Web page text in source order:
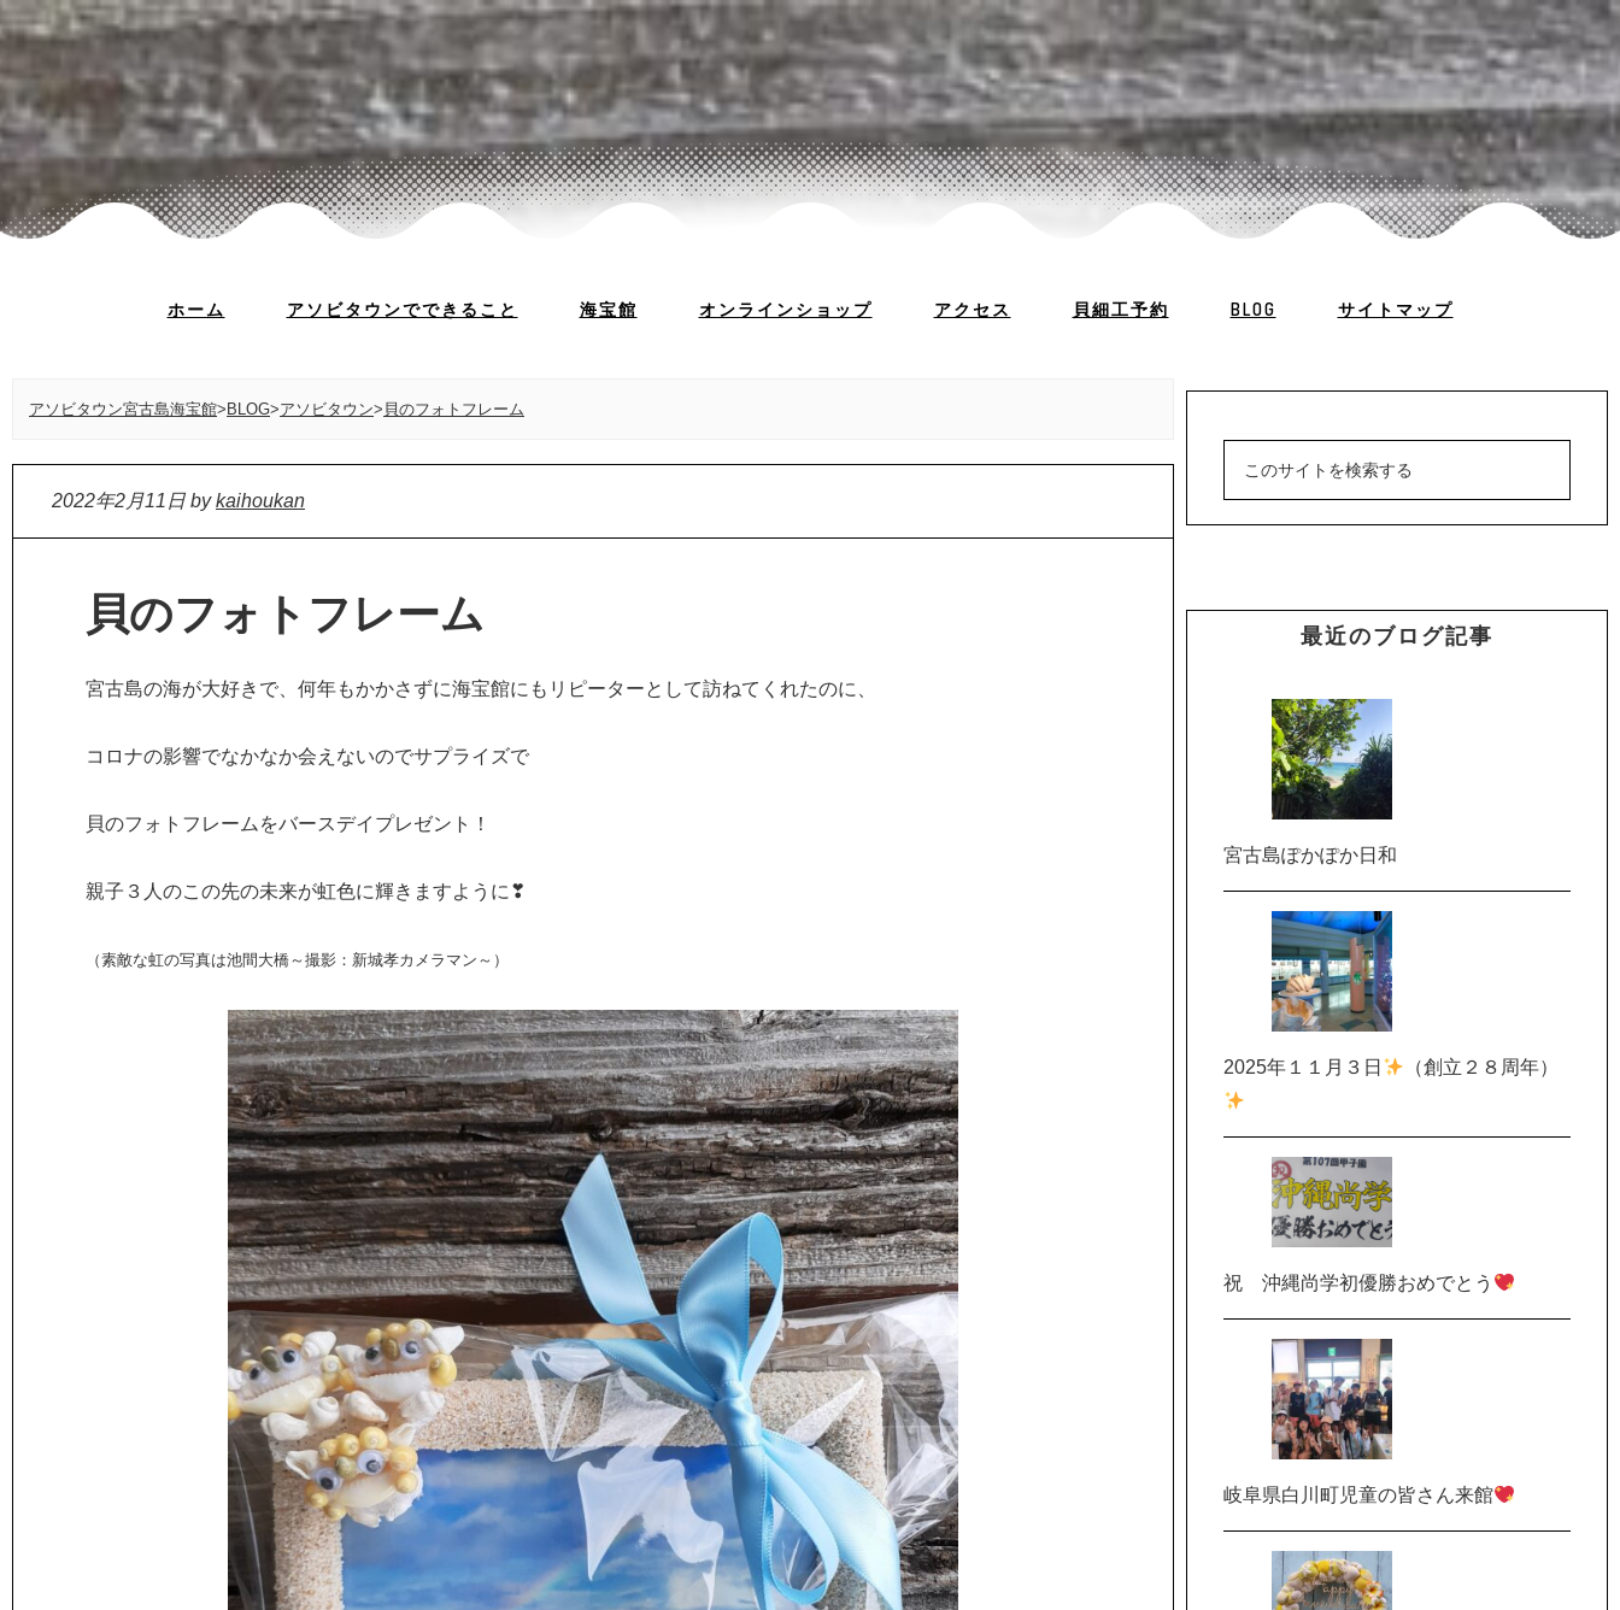
ホーム アソビタウンでできること 海宝館 オンラインショップ アクセス 貝細工予約 BLOG サイトマップ
アソビタウン宮古島海宝館> BLOG>アソビタウン> 貝のフォトフレーム
2022年2月11日 bykaihoukan
貝のフォトフレーム
宮古島の海が大好きで、何年もかかさずに海宝館にもリピーターとして訪ねてくれたのに、
コロナの影響でなかなか会えないのでサプライズで
貝のフォトフレームをバースデイプレゼント ！
親子３人のこの先の未来が虹色に輝きますように❣
（素敵な虹の写真は池間大橋～撮影：新城孝カメラマン～）
最近のブログ記事
宮古島ぽかぽか日和
2025年１１月３日 （創立２８周年）
祝 沖縄尚学初優勝おめでとう
岐阜県白川町児童の皆さん来館